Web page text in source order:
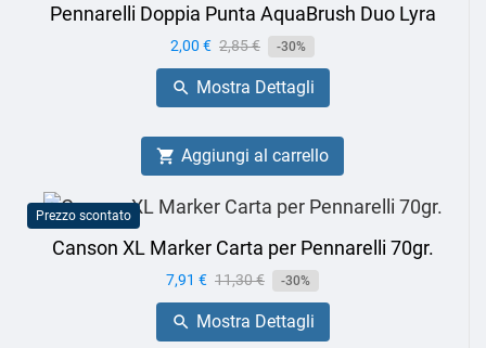
Pennarelli Doppia Punta AquaBrush Duo Lyra
Prezzo
2,00 € Prezzo
base
2,85 € -30%
 Mostra Dettagli
 Aggiungi al carrello
Prezzo scontato
Canson XL Marker Carta per Pennarelli 70gr.
Prezzo
7,91 € Prezzo
base
11,30 € -30%
 Mostra Dettagli